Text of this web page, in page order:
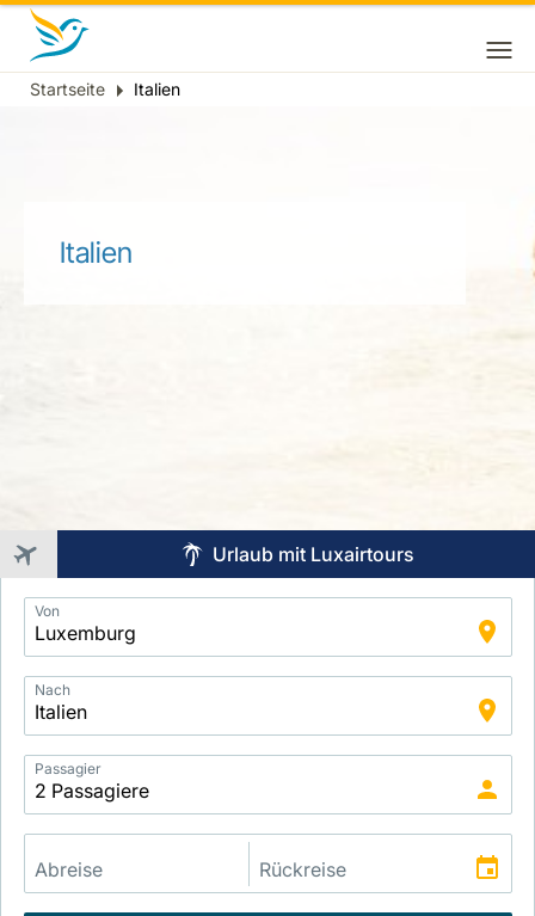
Breadcrumb
Startseite Italien
Italien
Urlaub mit Luxairtours
Application
Intelligent
Package
Search
Von
Nach
Passagier